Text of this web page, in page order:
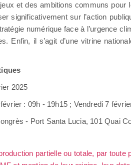
et des ambitions communs
significativement sur l’action
numérique face à l’urgence
Enfin, il s’agit d’une vitrine
2025
: 09h - 19h15 ; Vendredi 7
- Port Santa Lucia, 101 Quai
partielle ou totale, par